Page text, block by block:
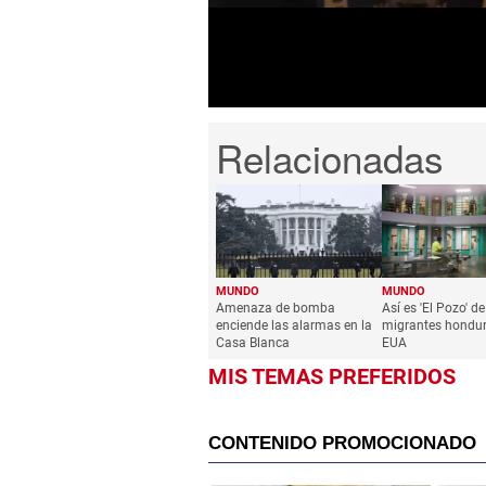
MUNDO
Amenaza de bomba
enciende las alarmas en la
Casa Blanca
MUNDO
Así es 'El Pozo'
migrantes
EUA
MIS TEMAS PREFERIDOS